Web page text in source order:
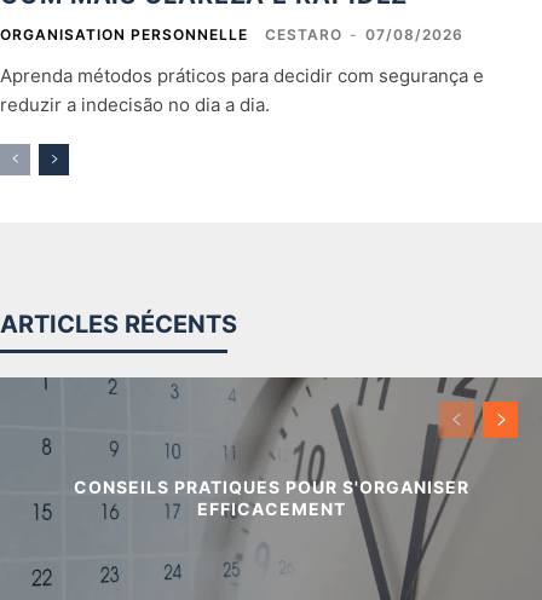
ORGANISATION PERSONNELLE CESTARO - 07/08/2026
Aprenda métodos práticos para decidir com segurança e
reduzir a indecisão no dia a dia.
ARTICLES RÉCENTS
CONSEILS PRATIQUES POUR S'ORGANISER
EFFICACEMENT